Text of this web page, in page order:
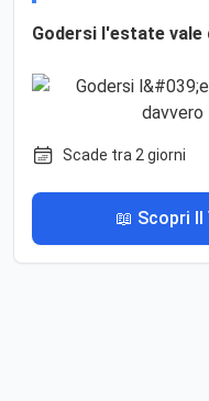
Godersi l'estate vale
Scade tra 2 giorni
📖 Scopri